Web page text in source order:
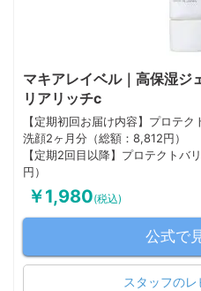
マキアレイベル｜高保湿ジ
リアリッチc
【定期初回お届け内容】プロテ
洗顔2ヶ月分（総額：8,812円）
【定期2回目以降】プロテクトバ
円）
￥1,980(税込)
公式で
スタッフの